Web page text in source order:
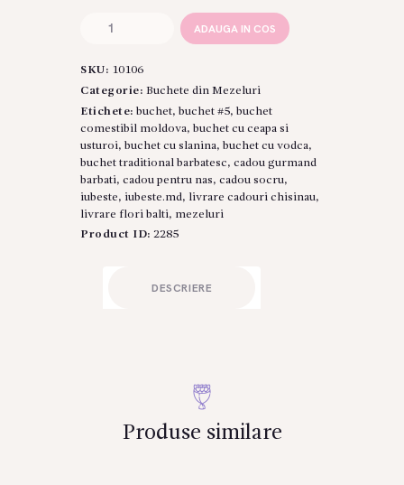
Cantitate
Tradițional
#5
cu
Vodcă,
Slănină
și
Legume
ADAUGA IN COS
SKU: 10106
Categorie: Buchete din Mezeluri
Etichete: buchet, buchet #5, buchet
comestibil moldova, buchet cu ceapa si
usturoi, buchet cu slanina, buchet cu vodca,
buchet traditional barbatesc, cadou gurmand
barbati, cadou pentru nas, cadou socru,
iubeste, iubeste.md, livrare cadouri chisinau,
livrare flori balti, mezeluri
Product ID: 2285
DESCRIERE
Produse similare